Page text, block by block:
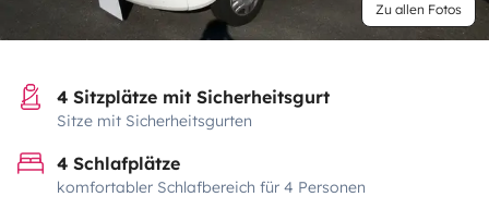
Zu allen Fotos
4 Sitzplätze mit Sicherheitsgurt
Sitze mit Sicherheitsgurten
4 Schlafplätze
komfortabler Schlafbereich für 4 Personen